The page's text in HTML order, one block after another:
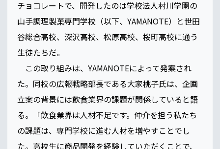
チョコレートで、開発したのは学校法人村川学園の
山手調理製菓専門学校（以下、YAMANOTE）と世田
谷総合高校、深沢高校、松原高校、桜町高校に通う
生徒たちだ。
この取り組みは、YAMANOTEによって発案され
た。同校の広報戦略部長である大家桃子氏は、企画
立案の背景には飲食業界の課題が関係していると語
る。「飲食業界は人材不足です。仲介を担う私たち
の課題は、専門学校に進む人材を増やすことでし
た。高校生に商品開発を経験していただくことで、